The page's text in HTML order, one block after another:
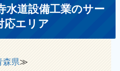
水道設備工業のサー
応エリア
森県≫